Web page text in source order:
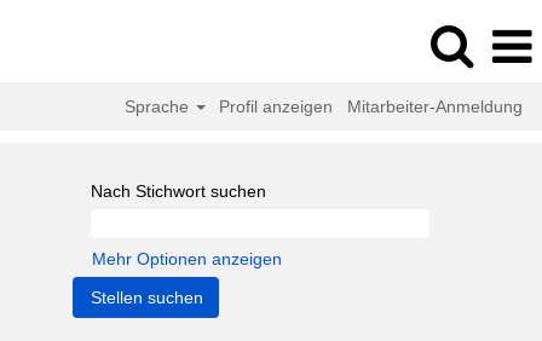
Sprache Profil anzeigen Mitarbeiter-Anmeldung
Nach Stichwort suchen
Mehr Optionen anzeigen